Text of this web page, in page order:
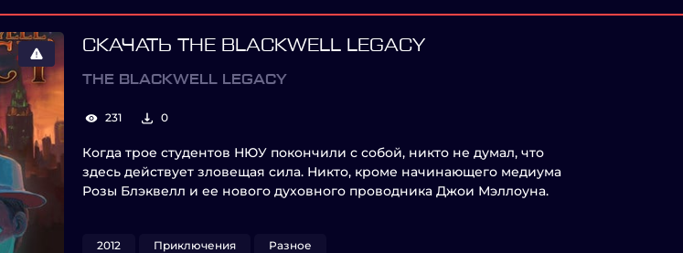
СКАЧАТЬ THE BLACKWELL LEGACY
THE BLACKWELL LEGACY
231 0
Когда трое студентов НЮУ покончили с собой, никто не думал, что
здесь действует зловещая сила. Никто, кроме начинающего медиума
Розы Блэквелл и ее нового духовного проводника Джои Мэллоуна.
2012 Приключения Разное